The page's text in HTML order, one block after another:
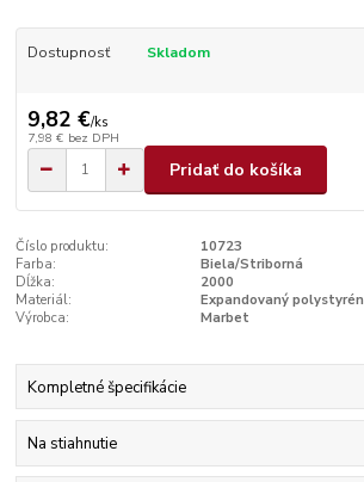
Dostupnosť Skladom
9,82 €/ks
7,98 € bez DPH
Pridať do košíka
Číslo produktu:
10723
Farba:
Biela/Striborná
Dĺžka:
2000
Materiál:
Expandovaný polystyrén
Výrobca:
Marbet
Kompletné špecifikácie
Na stiahnutie